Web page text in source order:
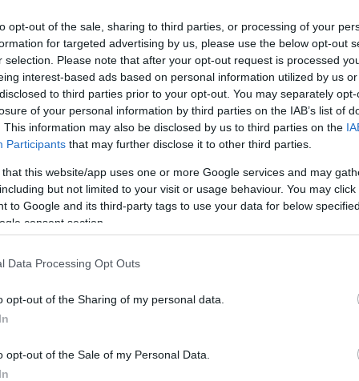
opt-out of the sale, sharing to third parties, or processing of your
for targeted advertising by us, please use the below opt-out
selection. Please note that after your opt-out request is processed
interest-based ads based on personal information utilized by us
to third parties prior to your opt-out. You may separately
of your personal information by third parties on the IAB’s list of
This information may also be disclosed by us to third parties on the
Participants that may further disclose it to other third parties.
that this website/app uses one or more Google services and may
but not limited to your visit or usage behaviour. You may
to Google and its third-party tags to use your data for below
consent section.
Data Processing Opt Outs
opt-out of the Sharing of my personal data.
opt-out of the Sale of my Personal Data.
del VAR, dopo che Calvin Bassey aveva
che avrebbe potuto cambiare le sorti della partita,
di dover segnare. Tuttavia, un imprevisto ha
è entrato in collisione con il calciatore,
ha ritardato il tiro e ha visibilmente scosso
traversa.
La psicologia gioca un ruolo cruciale in sport
un’opportunità così chiara potrebbe significare
a dura prova da prestazioni altalenanti.
sa bene che la pressione è alle stelle, e un
ben oltre il campo da gioco.